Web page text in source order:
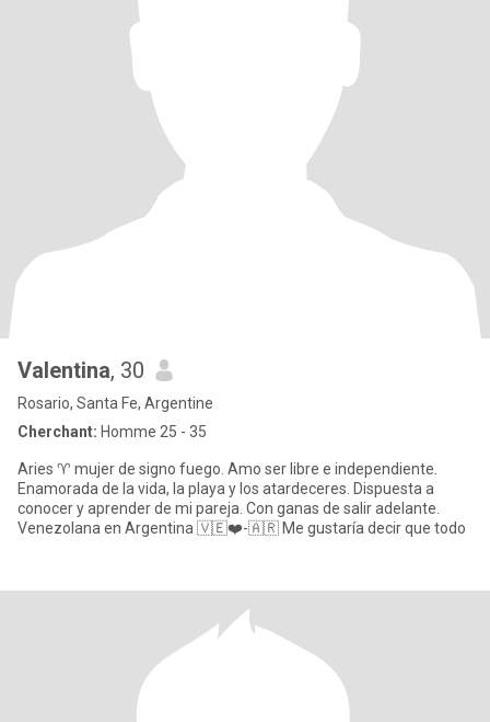
Valentina, 30
Rosario, Santa Fe, Argentine
Cherchant: Homme 25 - 35
Aries ♈️ mujer de signo fuego. Amo ser libre e independiente.
Enamorada de la vida, la playa y los atardeceres. Dispuesta a
conocer y aprender de mi pareja. Con ganas de salir adelante.
Venezolana en Argentina 🇻🇪❤️-🇦🇷 Me gustaría decir que todo